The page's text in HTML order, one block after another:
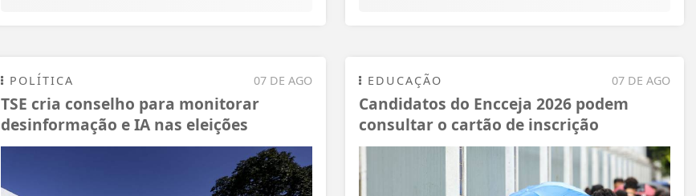
07 DE AGO
POLÍTICA
TSE cria conselho para monitorar
desinformação e IA nas eleições
07 DE AGO
EDUCAÇÃO
Candidatos do Encceja 2026 podem
consultar o cartão de inscrição